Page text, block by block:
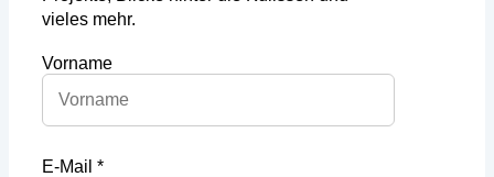
vieles mehr.
Vorname
E-Mail *